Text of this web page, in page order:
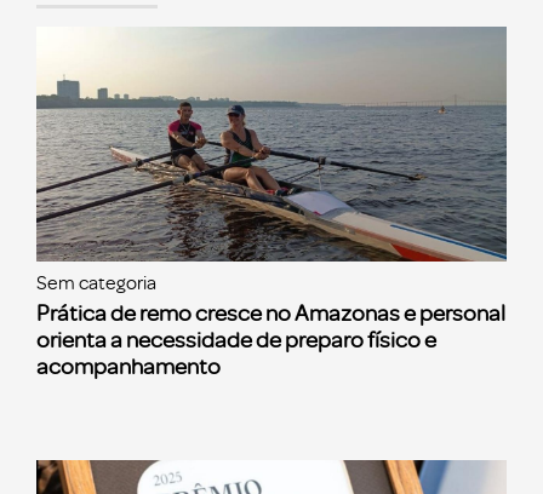
Sem categoria
Prática de remo cresce no Amazonas e personal
orienta a necessidade de preparo físico e
acompanhamento